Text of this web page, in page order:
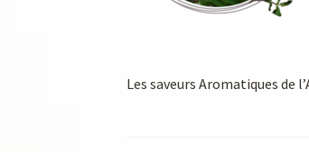
Les saveurs Aromatiques de